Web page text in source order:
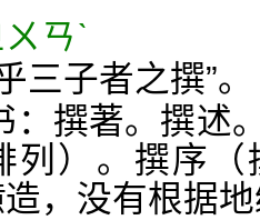
ㄢˋ
子者之撰”。
撰著。撰述
列）。撰序
，没有根据